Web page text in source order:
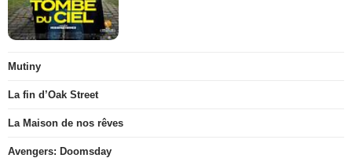
Mutiny
La fin d’Oak Street
La Maison de nos rêves
Avengers: Doomsday